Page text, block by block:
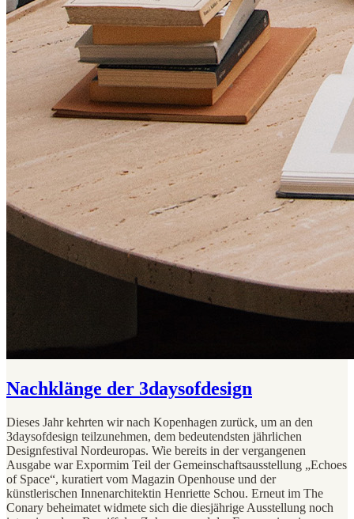
Nachklänge der 3daysofdesign
Dieses Jahr kehrten wir nach Kopenhagen zurück, um an den
3daysofdesign teilzunehmen, dem bedeutendsten jährlichen
Designfestival Nordeuropas. Wie bereits in der vergangenen
Ausgabe war Expormim Teil der Gemeinschaftsausstellung „Echoes
of Space“, kuratiert vom Magazin Openhouse und der
künstlerischen Innenarchitektin Henriette Schou. Erneut im The
Conary beheimatet widmete sich die diesjährige Ausstellung noch